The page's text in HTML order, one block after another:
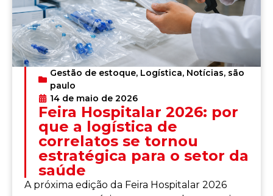
Gestão de estoque, Logística, Notícias, são
paulo
14 de maio de 2026
Feira Hospitalar 2026: por
que a logística de
correlatos se tornou
estratégica para o setor da
saúde
A próxima edição da Feira Hospitalar 2026